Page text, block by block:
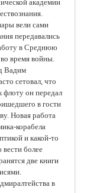
академии
вели сами
передавались
в Среднюю
время войны.
Вадим
сетовал, что
флоту он передал
в гости
Новая работа
корабела
и какой-то
более
две книги
в